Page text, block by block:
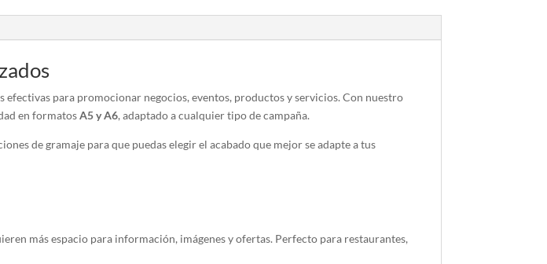
para promocionar negocios, eventos, productos y servicios. Con nuestro
en formatosA5 y A6, adaptado a cualquier tipo de campaña.
de gramaje para que puedas elegir el acabado que mejor se adapte a tus
más espacio para información, imágenes y ofertas. Perfecto para restaurantes,